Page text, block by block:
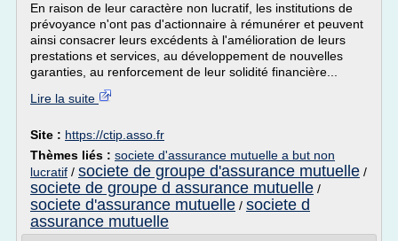
En raison de leur caractère non lucratif, les institutions de
prévoyance n'ont pas d'actionnaire à rémunérer et peuvent
ainsi consacrer leurs excédents à l'amélioration de leurs
prestations et services, au développement de nouvelles
garanties, au renforcement de leur solidité financière...
Lire la suite
Site : https://ctip.asso.fr
Thèmes liés : societe d'assurance mutuelle a but non
lucratif / societe de groupe d'assurance mutuelle /
societe de groupe d assurance mutuelle /
societe d'assurance mutuelle / societe d
assurance mutuelle